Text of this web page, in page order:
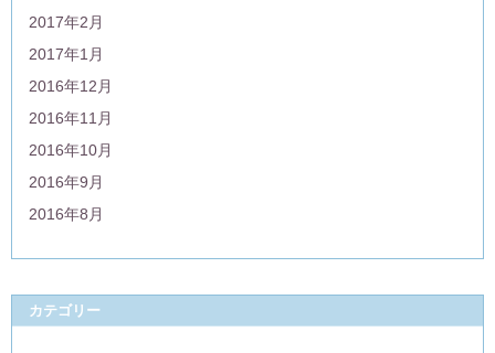
2017年2月
2017年1月
2016年12月
2016年11月
2016年10月
2016年9月
2016年8月
カテゴリー